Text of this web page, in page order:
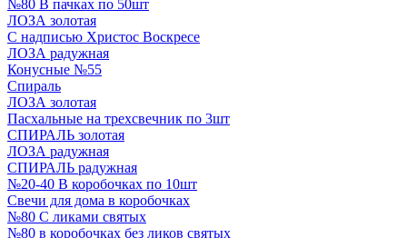
№80 В пачках по 50шт
ЛОЗА золотая
С надписью Христос Воскресе
ЛОЗА радужная
Конусные №55
Спираль
ЛОЗА золотая
Пасхальные на трехсвечник по 3шт
СПИРАЛЬ золотая
ЛОЗА радужная
СПИРАЛЬ радужная
№20-40 В коробочках по 10шт
Свечи для дома в коробочках
№80 С ликами святых
№80 в коробочках без ликов святых